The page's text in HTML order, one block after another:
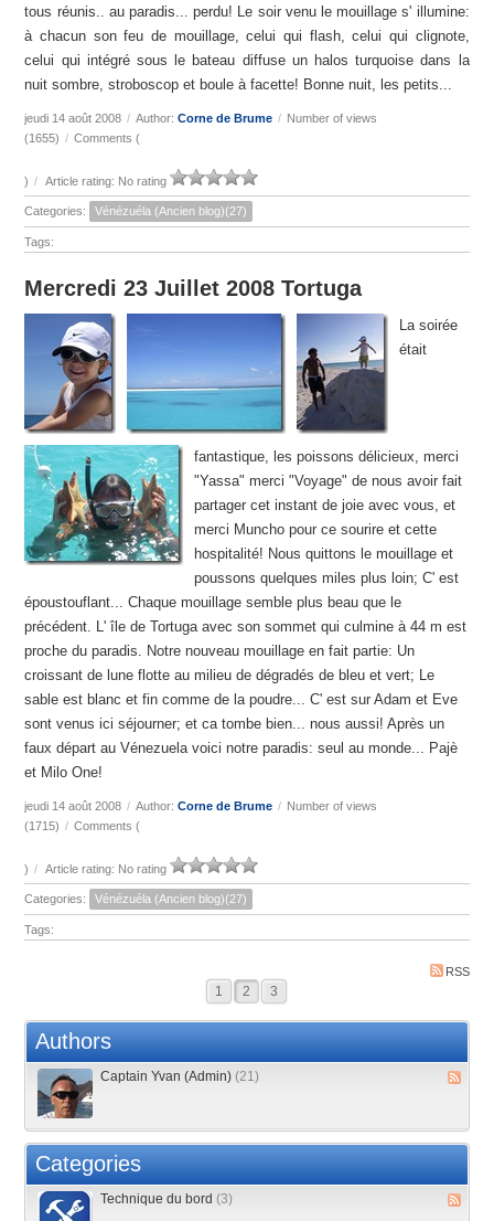
tous réunis.. au paradis... perdu! Le soir venu le mouillage s' illumine:
à chacun son feu de mouillage, celui qui flash, celui qui clignote,
celui qui intégré sous le bateau diffuse un halos turquoise dans la
nuit sombre, stroboscop et boule à facette! Bonne nuit, les petits...
jeudi 14 août 2008 / Author:Corne de Brume / Number of views
(1655) / Comments (
) / Article rating: No rating
Categories: Vénézuéla (Ancien blog)(27)
Tags:
Mercredi 23 Juillet 2008 Tortuga
La soirée
était
fantastique, les poissons délicieux, merci
"Yassa" merci "Voyage" de nous avoir fait
partager cet instant de joie avec vous, et
merci Muncho pour ce sourire et cette
hospitalité! Nous quittons le mouillage et
poussons quelques miles plus loin; C' est
époustouflant... Chaque mouillage semble plus beau que le
précédent. L' île de Tortuga avec son sommet qui culmine à 44 m est
proche du paradis. Notre nouveau mouillage en fait partie: Un
croissant de lune flotte au milieu de dégradés de bleu et vert; Le
sable est blanc et fin comme de la poudre... C' est sur Adam et Eve
sont venus ici séjourner; et ca tombe bien... nous aussi! Après un
faux départ au Vénezuela voici notre paradis: seul au monde... Pajè
et Milo One!
jeudi 14 août 2008 / Author:Corne de Brume / Number of views
(1715) / Comments (
) / Article rating: No rating
Categories: Vénézuéla (Ancien blog)(27)
Tags:
RSS
1 2 3
Authors
Captain Yvan (Admin) (21)
Categories
Technique du bord (3)